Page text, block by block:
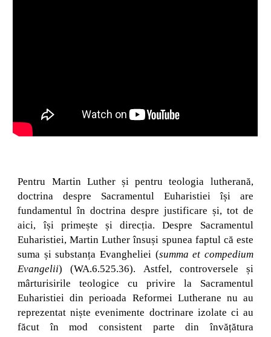
Pentru Martin Luther și pentru teologia lutherană,
doctrina despre Sacramentul Euharistiei își are
fundamentul în doctrina despre justificare și, tot de
aici, își primește și direcția. Despre Sacramentul
Euharistiei, Martin Luther însuși spunea faptul că este
suma și substanța Evangheliei (summa et compedium
Evangelii) (WA.6.525.36). Astfel, controversele și
mârturisirile teologice cu privire la Sacramentul
Euharistiei din perioada Reformei Lutherane nu au
reprezentat niște evenimente doctrinare izolate ci au
făcut în mod consistent parte din învățătura